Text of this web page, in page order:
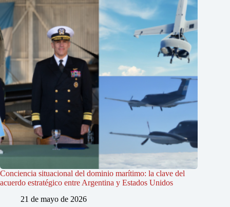
Conciencia situacional del dominio marítimo: la clave del
acuerdo estratégico entre Argentina y Estados Unidos
21 de mayo de 2026